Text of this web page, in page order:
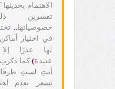
الاهتمام
تفسرين
خصوصياتها..
في اختيار
لها عذرًا
عنيدة) كما ذكرتِ
أنتِ لستِ طرفًا
تشعر بعدم